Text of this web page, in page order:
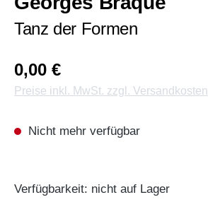
Tanz der Formen
0,00 €
Preise inkl. MwSt. zzgl. Versandkosten
Nicht mehr verfügbar
Verfügbarkeit: nicht auf Lager